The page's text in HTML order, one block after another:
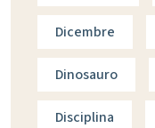
Dicembre
Dinosauro
Disciplina